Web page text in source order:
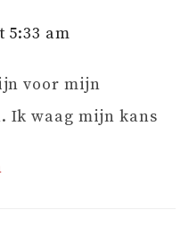
5:33 am
voor mijn
Ik waag mijn kans